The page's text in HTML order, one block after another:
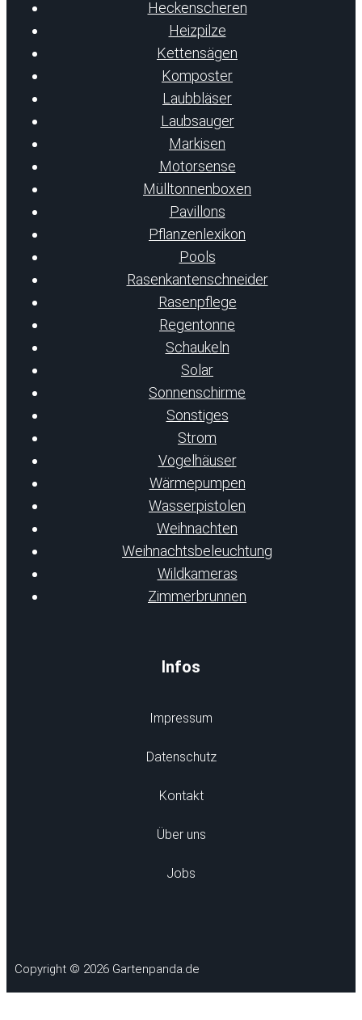
Heckenscheren
Heizpilze
Kettensägen
Komposter
Laubbläser
Laubsauger
Markisen
Motorsense
Mülltonnenboxen
Pavillons
Pflanzenlexikon
Pools
Rasenkantenschneider
Rasenpflege
Regentonne
Schaukeln
Solar
Sonnenschirme
Sonstiges
Strom
Vogelhäuser
Wärmepumpen
Wasserpistolen
Weihnachten
Weihnachtsbeleuchtung
Wildkameras
Zimmerbrunnen
Infos
Impressum
Datenschutz
Kontakt
Über uns
Jobs
Copyright © 2026 Gartenpanda.de